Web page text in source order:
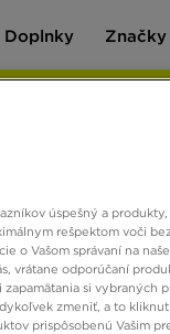
Doplnky Značky
NÁKUPY S JD STATUS
úspešný a
rešpektom voči
o Vašom správaní na
vrátane odporúčaní
si vybraných
zmeniť, a to
prispôsobenú Vašim